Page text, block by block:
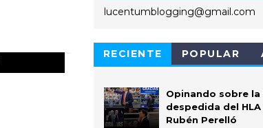
lucentumblogging@gmail.com
RECIENTE POPULAR
Opinando sobre
despedida del
Rubén Perelló